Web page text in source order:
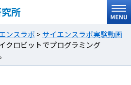
所
ンスラボ > サイエンスラボ実験動画
クロビットでプログラミング